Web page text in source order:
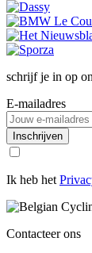
schrijf je in op
E-mailadres
Inschrijven
Ik heb het
Contacteer ons